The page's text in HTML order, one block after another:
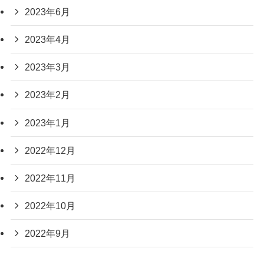
2023年6月
2023年4月
2023年3月
2023年2月
2023年1月
2022年12月
2022年11月
2022年10月
2022年9月